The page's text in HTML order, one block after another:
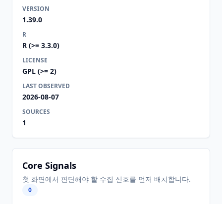
VERSION
1.39.0
R
R (>= 3.3.0)
LICENSE
GPL (>= 2)
LAST OBSERVED
2026-08-07
SOURCES
1
Core Signals
첫 화면에서 판단해야 할 수집 신호를 먼저 배치합니다.
0